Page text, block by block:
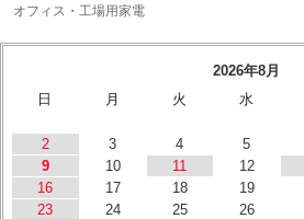
オフィス・工場用家電
2026年8月
日
月 火 水
2
3 4 5
9
10 11 12
16
17 18 19
23
24 25 26